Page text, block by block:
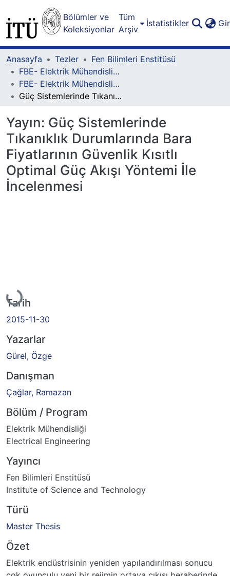
Bölümler ve
Koleksiyonlar
Tüm
Arşiv
İstatistikler
Anasayfa Tezler
Fen Bilimleri Enstitüsü
FBE- Elektrik Mühendisliği Lisansüstü Programı
FBE- Elektrik Mühendisliği Lisansüstü Programı - Yüksek Lisans
Güç Sistemlerinde Tıkanıklık Durumlarında Bara Fiyatlarının Güvenlik Kısıtlı Optimal Güç Akışı Yöntemi İle İncelenmesi
Yayın: Güç Sistemlerinde
Tıkanıklık Durumlarında Bara
Fiyatlarının Güvenlik Kısıtlı
Optimal Güç Akışı Yöntemi İle
İncelenmesi
Tarih
2015-11-30
Yazarlar
Gürel, Özge
Danışman
Çağlar, Ramazan
Bölüm / Program
Elektrik Mühendisliği
Electrical Engineering
Yayıncı
Fen Bilimleri Enstitüsü
Institute of Science and Technology
Türü
Master Thesis
Özet
Elektrik endüstrisinin yeniden yapılandırılması sonucu